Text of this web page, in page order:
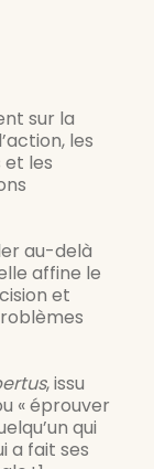
sur la
les
et les
au-delà
affine le
et
, issu
« éprouver
qui
a fait ses